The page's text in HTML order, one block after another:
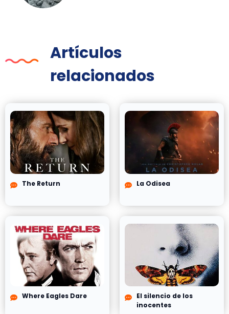
Artículos
relacionados
The Return La Odisea
Where Eagles Dare
El silencio de los
inocentes